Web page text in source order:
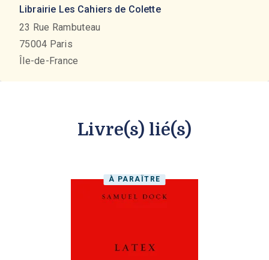
Librairie Les Cahiers de Colette
23 Rue Rambuteau
75004 Paris
Île-de-France
Livre(s) lié(s)
À PARAÎTRE